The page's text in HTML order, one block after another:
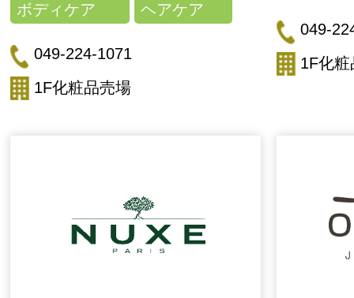
ボディケア ヘアケア
049-224-1071
1F化粧品売場
049-
1F化